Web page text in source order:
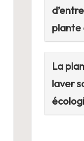
plante
La
laver